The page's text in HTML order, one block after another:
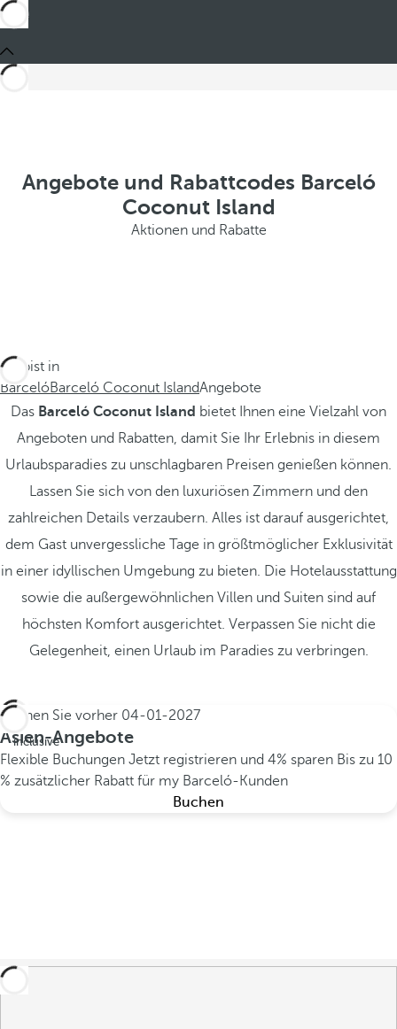
Angebote und Rabattcodes Barceló
Coconut Island
Aktionen und Rabatte
Du bist in
BarcelóBarceló Coconut IslandAngebote
Das Barceló Coconut Island bietet Ihnen eine Vielzahl von
Angeboten und Rabatten, damit Sie Ihr Erlebnis in diesem
Urlaubsparadies zu unschlagbaren Preisen genießen können.
Lassen Sie sich von den luxuriösen Zimmern und den
zahlreichen Details verzaubern. Alles ist darauf ausgerichtet,
dem Gast unvergessliche Tage in größtmöglicher Exklusivität
in einer idyllischen Umgebung zu bieten. Die Hotelausstattung
sowie die außergewöhnlichen Villen und Suiten sind auf
höchsten Komfort ausgerichtet. Verpassen Sie nicht die
Gelegenheit, einen Urlaub im Paradies zu verbringen.
inclusive
Buchen Sie vorher 04-01-2027
Asien-Angebote
Flexible Buchungen Jetzt registrieren und 4% sparen Bis zu 10
% zusätzlicher Rabatt für my Barceló-Kunden
Buchen